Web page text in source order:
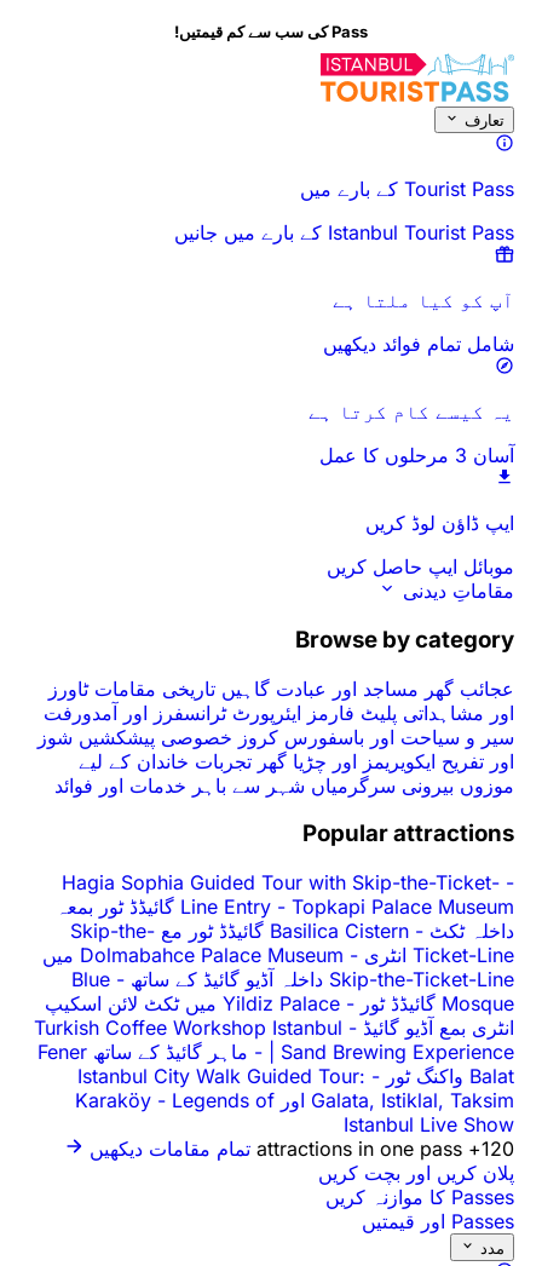
Pass کی سب سے کم قیمتیں!
تعارف
Tourist Pass کے بارے میں
Istanbul Tourist Pass کے بارے میں جانیں
آپ کو کیا ملتا ہے
شامل تمام فوائد دیکھیں
یہ کیسے کام کرتا ہے
آسان 3 مرحلوں کا عمل
ایپ ڈاؤن لوڈ کریں
موبائل ایپ حاصل کریں
مقاماتِ دیدنی
Browse by category
عجائب گھر مساجد اور عبادت گاہیں تاریخی مقاماتٹاورز
اور مشاہداتی پلیٹ فارمز ایئرپورٹ ٹرانسفرز اور آمدورفت
سیر و سیاحت اور باسفورس کروز خصوصی پیشکشیں شوز
اور تفریح ایکویریمز اور چڑیا گھر تجربات خاندان کے لیے
موزوں بیرونی سرگرمیاں شہر سے باہر خدمات اور فوائد
Popular attractions
-
Hagia Sophia Guided Tour with Skip-the-Ticket-
Line Entry -
Topkapi Palace Museum گائیڈڈ ٹور بمعہ
داخلہ ٹکٹ -
Basilica Cistern گائیڈڈ ٹور مع Skip-the-
Ticket-Line انٹری
-
Dolmabahce Palace Museum میں
Skip-the-Ticket-Line داخلہ آڈیو گائیڈ کے ساتھ
-
Blue
Mosque گائیڈڈ ٹور
-
Yildiz Palace میں ٹکٹ لائن اسکیپ
انٹری بمع آڈیو گائیڈ -
Turkish Coffee Workshop Istanbul
| Sand Brewing Experience
-
ماہر گائیڈ کے ساتھ Fener
Balat واکنگ ٹور
-
Istanbul City Walk Guided Tour:
Galata, Istiklal, Taksim اور Karaköy
- Legends of
Istanbul Live Show
120+ attractions in one pass
تمام مقامات دیکھیں
پلان کریں اور بچت کریں
Passes کا موازنہ کریں
Passes اور قیمتیں
مدد
اس سرگرمی کے بارے میں جائزہ اوقات اور دورانیہ